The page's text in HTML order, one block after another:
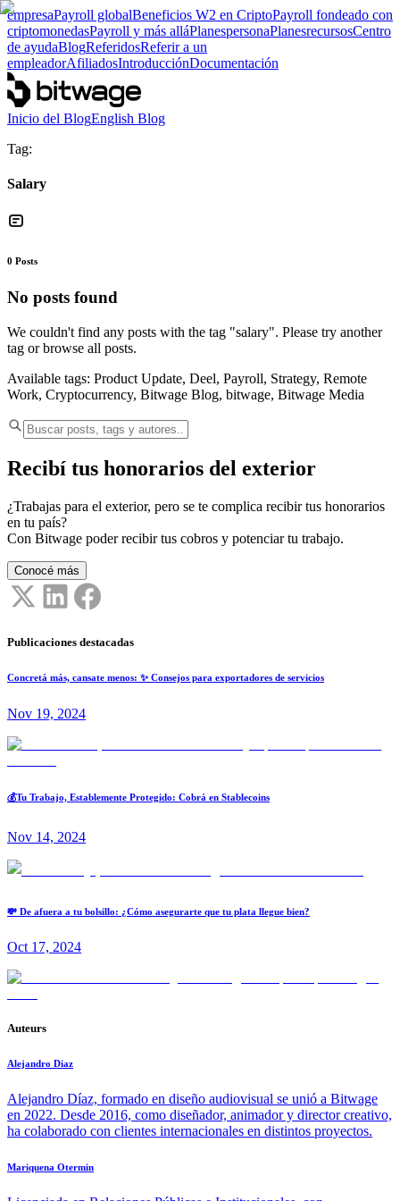
empresaPayroll globalBeneficios W2 en CriptoPayroll fondeado con
criptomonedasPayroll y más alláPlanespersonaPlanesrecursosCentro
de ayudaBlogReferidosReferir a un
empleadorAfiliadosIntroducciónDocumentación
Inicio del BlogEnglish Blog
Tag:
Salary
0 Posts
No posts found
We couldn't find any posts with the tag "salary". Please try another
tag or browse all posts.
Available tags: Product Update, Deel, Payroll, Strategy, Remote
Work, Cryptocurrency, Bitwage Blog, bitwage, Bitwage Media
Recibí tus honorarios del exterior
¿Trabajas para el exterior, pero se te complica recibir tus honorarios
en tu país?
Con Bitwage poder recibir tus cobros y potenciar tu trabajo.
Conocé más
Publicaciones destacadas
Concretá más, cansate menos: ✨ Consejos para exportadores de servicios
Nov 19, 2024
💰Tu Trabajo, Establemente Protegido: Cobrá en Stablecoins
Nov 14, 2024
💸 De afuera a tu bolsillo: ¿Cómo asegurarte que tu plata llegue bien?
Oct 17, 2024
Auteurs
Alejandro Diaz
Alejandro Díaz, formado en diseño audiovisual se unió a Bitwage
en 2022. Desde 2016, como diseñador, animador y director creativo,
ha colaborado con clientes internacionales en distintos proyectos.
Mariquena Otermin